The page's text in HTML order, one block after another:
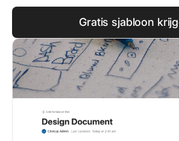
Gratis sjabloon